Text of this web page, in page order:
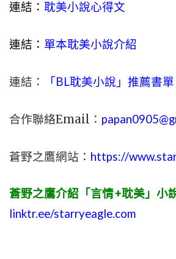
連結： 耽美小說心得文
連結： 單本耽美小說介紹
連結： 「BL耽美小說」推薦書單
合作聯絡Email：
蒼野之鷹網站： https://
蒼野之鷹介紹「言情+耽美」小
linktr.ee/starryeagle.com